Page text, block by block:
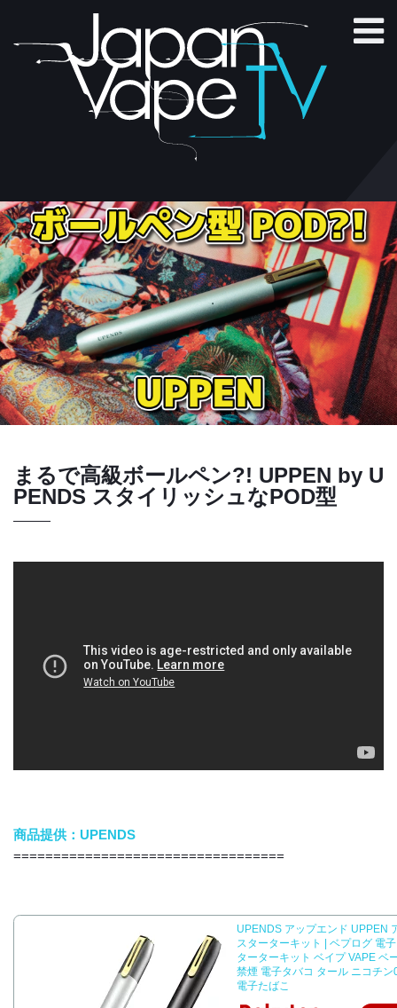
まるで高級ボールペン?! UPPEN by U
PENDS スタイリッシュなPOD型
商品提供：UPENDS
==================================
UPENDS アップエンド UPPEN
スターターキット | ベプログ 電
ターターキット ベイプ VAPE ベ
禁煙 電子タバコ タール ニコチン
電子たばこ